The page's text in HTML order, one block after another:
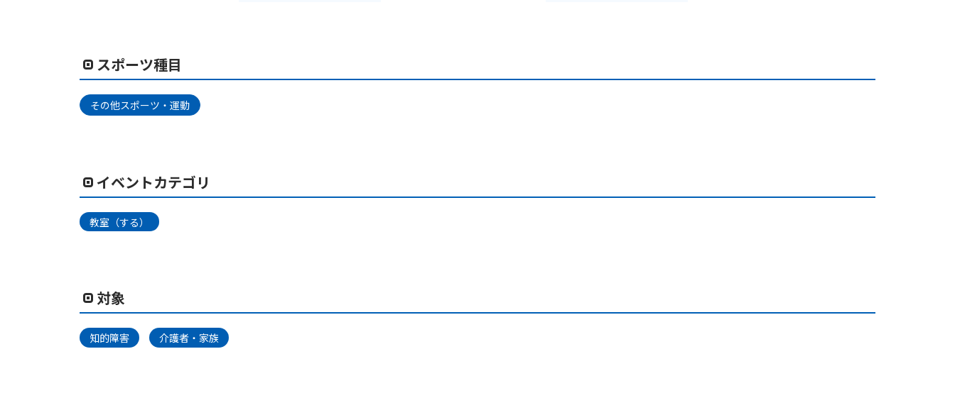
スポーツ種目
その他スポーツ・運動
イベントカテゴリ
教室（する）
対象
知的障害 介護者・家族